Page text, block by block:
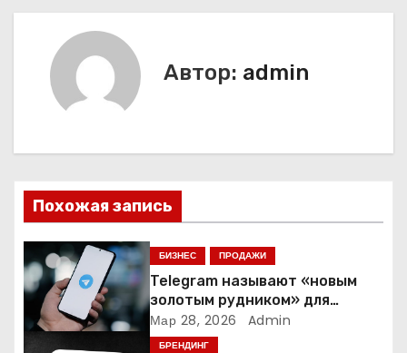
ц
и
я
п
о
Автор: admin
Похожая запись
БИЗНЕС ПРОДАЖИ
Telegram называют «новым
золотым рудником» для
креаторов: как блогеры
создают онлайн-бизнес
Мар 28, 2026 Admin
БРЕНДИНГ